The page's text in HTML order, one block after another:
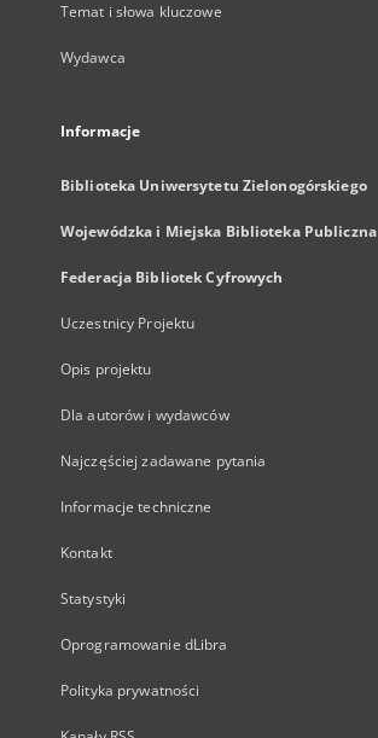
Temat i słowa kluczowe
Wydawca
Informacje
Biblioteka Uniwersytetu Zielonogórskiego
Wojewódzka i Miejska Biblioteka Publiczna
Federacja Bibliotek Cyfrowych
Uczestnicy Projektu
Opis projektu
Dla autorów i wydawców
Najczęściej zadawane pytania
Informacje techniczne
Kontakt
Statystyki
Oprogramowanie dLibra
Polityka prywatności